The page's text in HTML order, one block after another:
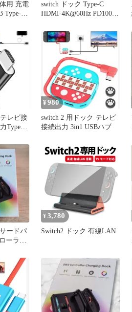
用 充電
Type-C)
switch ドック Type-C
HDMI-4K@60Hz PD100W
レビ接
Type-C
¥ 980
switch 2 用ドック テレビ
接続出力 3in1 USBハブ
ードパ
ーラー
¥ 3,780
Switch2 ドック 有線LAN